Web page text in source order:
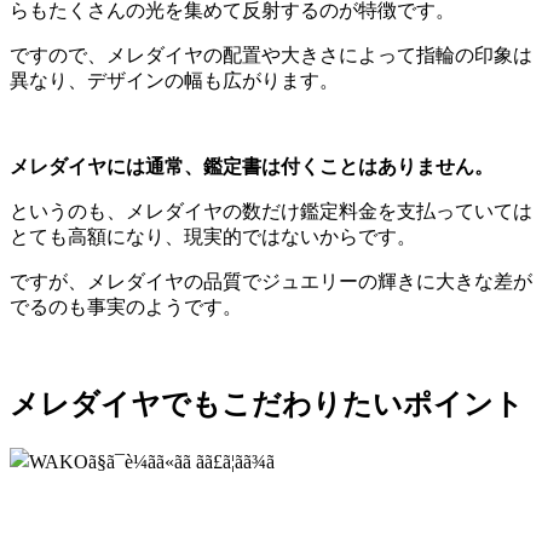
らもたくさんの光を集めて反射するのが特徴です。
ですので、メレダイヤの配置や大きさによって指輪の印象は
異なり、デザインの幅も広がります。
メレダイヤには通常、鑑定書は付くことはありません。
というのも、メレダイヤの数だけ鑑定料金を支払っていては
とても高額になり、現実的ではないからです。
ですが、メレダイヤの品質でジュエリーの輝きに大きな差が
でるのも事実のようです。
メレダイヤでもこだわりたいポイント